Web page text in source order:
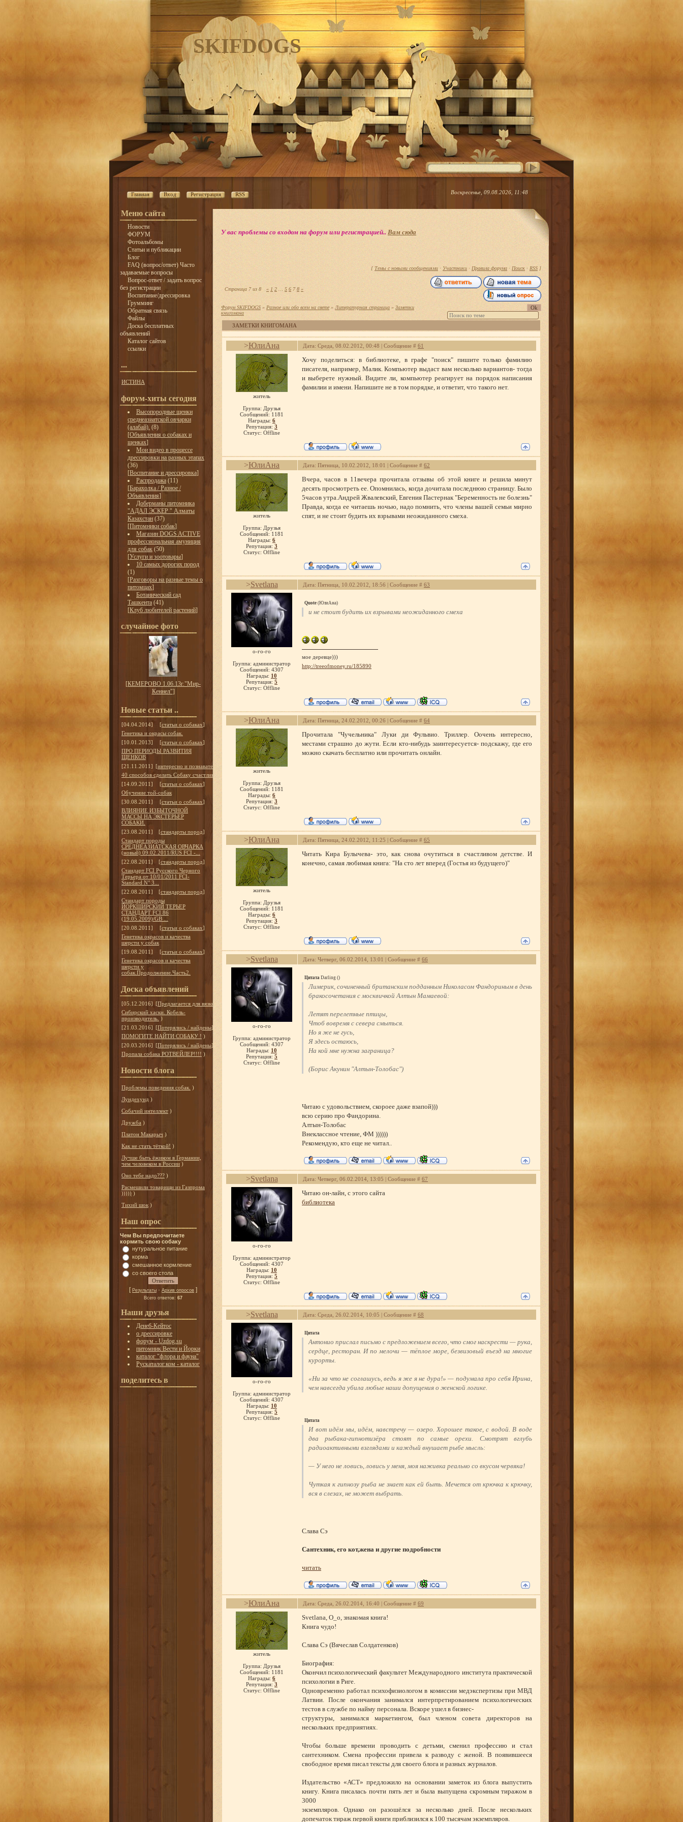
SKIFDOGS
Главная Вход Регистрация RSS Воскресенье, 09.08.2026, 11:48
Меню сайта
Новости
ФОРУМ
Фотоальбомы
Статьи и публикации
Блог
FAQ (вопрос/ответ) Часто
задаваемые вопросы
Вопрос-ответ / задать вопрос
без регистрации
Воспитание/дрессировка
Грумминг
Обратная связь
Файлы
Доска бесплатных
объявлений
Каталог сайтов
ссылки
...
ИСТИНА
форум-хиты сегодня
Высопородные щенки
среднеазиатской овчарки
(алабай). (8)
[Объявления о собаках и
щенках]
Мои видео в процессе
дрессировки на разных этапах
(36)
[Воспитание и дрессировка]
Распродажа (11)
[Барахолка / Разное /
Объявления]
Доберманы питомника
"АДАЛ ЭСКЕР " Алматы
Казахстан (37)
[Питомники собак]
Магазин DOGS ACTIVE
профессиональная амуниция
для собак (50)
[Услуги и зоотовары]
10 самых дорогих пород
(1)
[Разговоры на разные темы о
питомцах]
Ботанический сад
Ташкента (41)
[Клуб любителей растений]
случайное фото
[КЕМЕРОВО 1.06.13г."Мир-
Кеннел"]
Новые статьи ..
[04.04.2014] [статьи о собаках]
Генетика и окрасы собак.
[10.01.2013]
[статьи о собаках]
ПРО ПЕРИОДЫ РАЗВИТИЯ
ЩЕНКОВ
[21.11.2011] [интересно и познавательно
40 способов сделать Собаку счастливой
[14.09.2011]
[статьи о собаках]
Обучение той-собак
[30.08.2011]
[статьи о собаках]
ВЛИЯНИЕ ИЗБЫТОЧНОЙ
МАССЫ НА ЭКСТЕРЬЕР
СОБАКИ.
[23.08.2011]
[стандарты пород]
Стандарт породы
СРЕДНЕАЗИАТСКАЯ ОВЧАРКА
(новый) 09.02.2011/RUS FCI -...
[22.08.2011]
[стандарты пород]
Стандарт FCI Русского Черного
Терьера от 10/01/2011 FCI-
Standard N° 3...
[22.08.2011]
[стандарты пород]
Стандарт породы
ЙОРКШИРСКИЙ ТЕРЬЕР
СТАНДАРТ FCI 86
(19.05.2009)/GB ...
[20.08.2011]
[статьи о собаках]
Генетика окрасов и качества
шерсти у собак
[19.08.2011]
[статьи о собаках]
Генетика окрасов и качества
шерсти у
собак.Продолжение.Часть2.
Доска объявлений
[05.12.2016] [Предлагается для вязки
Сибирский хаски. Кобель-
производитель. )
[21.03.2016] [Потерялись / найдены]
ПОМОГИТЕ НАЙТИ СОБАКУ ! )
[20.03.2016] [Потерялись / найдены]
Пропала собака РОТВЕЙЛЕР!!!! )
Новости блога
Проблемы поведения собак. )
Лундехунд )
Собачий интеллект )
Дружба )
Платон Макарыч )
Как не стать тёткой! )
Лучше быть ёжиком в Германии,
чем человеком в России )
Оно тебе надо??? )
Расмешили товарищи из Газпрома
))))) )
Тихий шок )
Наш опрос
Чем Вы предпочитаете
кормить свою собаку
нутуральное питание
корма
смешанное кормление
со своего стола
[ Результаты · Архив опросов ]
Всего ответов: 67
Наши друзья
Денеб-Кейтос
о дрессировке
форум - Uzdog.su
питомник Вести и Йорки
каталог "флора и фауна"
Рускаталог.ком - каталог
поделитесь в
У вас проблемы со входом на форум или регистрацией.. Вам сюда
[ Темы с новыми сообщениями · Участники · Правила форума · Поиск · RSS ]
Страница 7из 8 « 1 2 5 6 7 8 »
Форум SKIFDOGS » Разное или обо всем на свете » Литературная страница » Заметки
книгомана
ЗАМЕТКИ КНИГОМАНА
>ЮлиАна Дата: Среда, 08.02.2012, 00:48 | Сообщение # 61
житель
Группа: Друзья
Сообщений: 1181
Награды: 6
Репутация: 3
Статус: Offline
Хочу поделиться: в библиотеке, в графе "поиск" пишите только фамилию
писателя, например, Малик. Компьютер выдаст вам несколько вариантов- тогда
и выберете нужный. Видите ли, компьютер реагирует на порядок написания
фамилии и имени. Напишите не в том порядке, и ответит, что такого нет.
>ЮлиАна Дата: Пятница, 10.02.2012, 18:01 | Сообщение # 62
житель
Группа: Друзья
Сообщений: 1181
Награды: 6
Репутация: 3
Статус: Offline
Вчера, часов в 11вечера прочитала отзывы об этой книге и решила минут
десять просмотреть ее. Опомнилась, когда дочитала последнюю страницу. Было
5часов утра.Андрей Жвалевский, Евгения Пастернак "Беременность не болезнь"
Правда, когда ее читаешь ночью, надо помнить, что члены вашей семьи мирно
спят, и не стоит будить их взрывами неожиданного смеха.
>Svetlana Дата: Пятница, 10.02.2012, 18:56 | Сообщение # 63
о-го-го
Группа: администратор
Сообщений: 4307
Награды: 10
Репутация: 5
Статус: Offline
Quote (ЮлиАна)
и не стоит будить их взрывами неожиданного смеха
мое деревце)))
http://treeofmoney.ru/185890
>ЮлиАна Дата: Пятница, 24.02.2012, 00:26 | Сообщение # 64
житель
Группа: Друзья
Сообщений: 1181
Награды: 6
Репутация: 3
Статус: Offline
Прочитала "Чучельника" Луки ди Фульвио. Триллер. Оочень интересно,
местами страшно до жути. Если кто-нибудь заинтересуется- подскажу, где его
можно скачать бесплатно или прочитать онлайн.
>ЮлиАна Дата: Пятница, 24.02.2012, 11:25 | Сообщение # 65
житель
Группа: Друзья
Сообщений: 1181
Награды: 6
Репутация: 3
Статус: Offline
Читать Кира Булычева- это, как снова очутиться в счастливом детстве. И
конечно, самая любимая книга: "На сто лет вперед (Гостья из будущего)"
>Svetlana Дата: Четверг, 06.02.2014, 13:01 | Сообщение # 66
о-го-го
Группа: администратор
Сообщений: 4307
Награды: 10
Репутация: 5
Статус: Offline
Цитата Darling ()
Лимерик, сочиненный британским подданным Николасом Фандориным в день
бракосочетания с москвичкой Алтын Мамаевой:
Летят перелетные птицы,
Чтоб вовремя с севера смыться.
Но я же не гусь,
Я здесь остаюсь,
На кой мне нужна заграница?
(Борис Акунин "Алтын-Толобас")
Читаю с удовольствием, скороее даже взапой)))
всю серию про Фандорина.
Алтын-Толобас
Внеклассное чтение, ФМ ))))))
Рекомендую, кто еще не читал..
>Svetlana Дата: Четверг, 06.02.2014, 13:05 | Сообщение # 67
о-го-го
Группа: администратор
Сообщений: 4307
Награды: 10
Репутация: 5
Статус: Offline
Читаю он-лайн, с этого сайта
библиотека
>Svetlana Дата: Среда, 26.02.2014, 10:05 | Сообщение # 68
о-го-го
Группа: администратор
Сообщений: 4307
Награды: 10
Репутация: 5
Статус: Offline
Цитата
Антонио прислал письмо с предложением всего, что смог наскрести — рука,
сердце, ресторан. И по мелочи — тёплое море, безвизовый въезд на многие
курорты.
«Ни за что не соглашусь, ведь я же я не дура!» — подумала про себя Ирина,
чем навсегда убила любые наши допущения о женской логике.
Цитата
И вот идём мы, идём, навстречу — озеро. Хорошее такое, с водой. В воде
два рыбака-гипнотизёра стоят по самые орехи. Смотрят вглубь
радиоактивными взглядами и каждый внушает рыбе мысль:
— У него не ловись, ловись у меня, моя наживка реально со вкусом червяка!
Чуткая к гипнозу рыба не знает как ей быть. Мечется от крючка к крючку,
вся в слезах, не может выбрать.
Слава Сэ
Сантехник, его кот,жена и другие подробности
читать
>ЮлиАна Дата: Среда, 26.02.2014, 16:40 | Сообщение # 69
житель
Группа: Друзья
Сообщений: 1181
Награды: 6
Репутация: 3
Статус: Offline
Svetlana, О_о, знакомая книга!
Книга чудо!
Слава Сэ (Вячеслав Солдатенков)
Биография:
Окончил психологический факультет Международного института практической
психологии в Риге.
Одновременно работал психофизиологом в комиссии медэкспертизы при МВД
Латвии. После окончания занимался интерпретированием психологических
тестов в службе по найму персонала. Вскоре ушел в бизнес-
структуры, занимался маркетингом, был членом совета директоров на
нескольких предприятиях.
Чтобы больше времени проводить с детьми, сменил профессию и стал
сантехником. Смена профессии привела к разводу с женой. В появившееся
свободное время писал тексты для своего блога и разных журналов.
Издательство «АСТ» предложило на основании заметок из блога выпустить
книгу. Книга писалась почти пять лет и была выпущена скромным тиражом в
3000
экземпляров. Однако он разошёлся за несколько дней. После нескольких
допечаток тираж первой книги приблизился к 100 тысячам экземпляров.